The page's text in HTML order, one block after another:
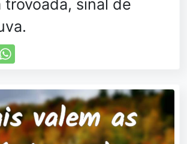
trovoada, sinal de